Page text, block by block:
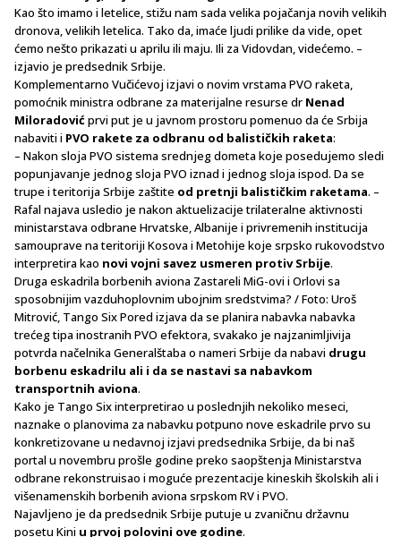
Kao što imamo i letelice, stižu nam sada velika pojačanja novih velikih
dronova, velikih letelica. Tako da, imaće ljudi prilike da vide, opet
ćemo nešto prikazati u aprilu ili maju. Ili za Vidovdan, videćemo. –
izjavio je predsednik Srbije.
Komplementarno Vučićevoj izjavi o novim vrstama PVO raketa,
pomoćnik ministra odbrane za materijalne resurse dr Nenad
Miloradovićprvi put je u javnom prostoru pomenuo da će Srbija
nabaviti i PVO rakete za odbranu od balističkih raketa:
– Nakon sloja PVO sistema srednjeg dometa koje posedujemo sledi
popunjavanje jednog sloja PVO iznad i jednog sloja ispod. Da se
trupe i teritorija Srbije zaštite od pretnji balističkim raketama. –
Rafal najava usledio je nakon aktuelizacije trilateralne aktivnosti
ministarstava odbrane Hrvatske, Albanije i privremenih institucija
samouprave na teritoriji Kosova i Metohije koje srpsko rukovodstvo
interpretira kao novi vojni savez usmeren protiv Srbije.
Druga eskadrila borbenih aviona Zastareli MiG-ovi i Orlovi sa
sposobnijim vazduhoplovnim ubojnim sredstvima? / Foto: Uroš
Mitrović, Tango Six Pored izjava da se planira nabavka nabavka
trećeg tipa inostranih PVO efektora, svakako je najzanimljivija
potvrda načelnika Generalštaba o nameri Srbije da nabavi drugu
borbenu eskadrilu ali i da se nastavi sa nabavkom
transportnih aviona.
Kako je Tango Six interpretirao u poslednjih nekoliko meseci,
naznake o planovima za nabavku potpuno nove eskadrile prvo su
konkretizovane u nedavnoj izjavi predsednika Srbije, da bi naš
portal u novembru prošle godine preko saopštenja Ministarstva
odbrane rekonstruisao i moguće prezentacije kineskih školskih ali i
višenamenskih borbenih aviona srpskom RV i PVO.
Najavljeno je da predsednik Srbije putuje u zvaničnu državnu
posetu Kini u prvoj polovini ove godine.